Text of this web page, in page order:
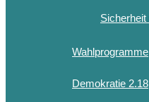
Sicherheit
Wahlprogramme
Demokratie 2.18